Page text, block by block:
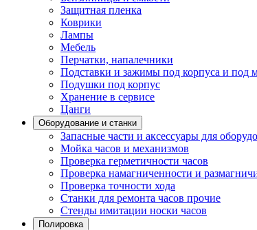
Защитная пленка
Коврики
Лампы
Мебель
Перчатки, напалечники
Подставки и зажимы под корпуса и под
Подушки под корпус
Хранение в сервисе
Цанги
Оборудование и станки
Запасные части и аксессуары для
Мойка часов и механизмов
Проверка герметичности часов
Проверка намагниченности и
Проверка точности хода
Станки для ремонта часов прочие
Стенды имитации носки часов
Полировка